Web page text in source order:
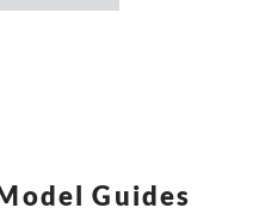
Guides